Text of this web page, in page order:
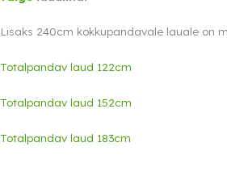
Lisaks 240cm kokkupandavale lauale on
Totalpandav laud 122cm
Totalpandav laud 152cm
Totalpandav laud 183cm